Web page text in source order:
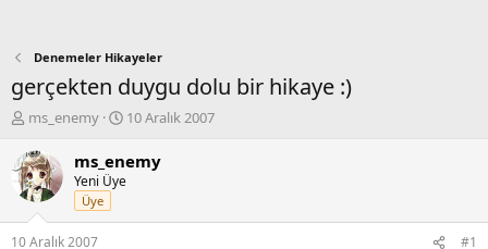
Denemeler Hikayeler
gerçekten duygu dolu bir hikaye :)
K
n
b
u
y
u
ms_enemy
B
ş
10 Aralık 2007
ms_enemy
Yeni Üye
Üye
10 Aralık 2007 #1